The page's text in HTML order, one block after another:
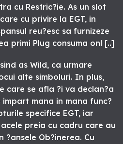
cu Restric?ie. As un slot
cu privire la EGT, in
reu?esc sa furnizeze
primi Plug consuma onl [..]
as Wild, ca urmare
alte simboluri. In plus,
care se afla ?i va declan?a
mana in mana func?
specifice EGT, iar
preia cu cadru care au
?ansele Ob?inerea. Cu